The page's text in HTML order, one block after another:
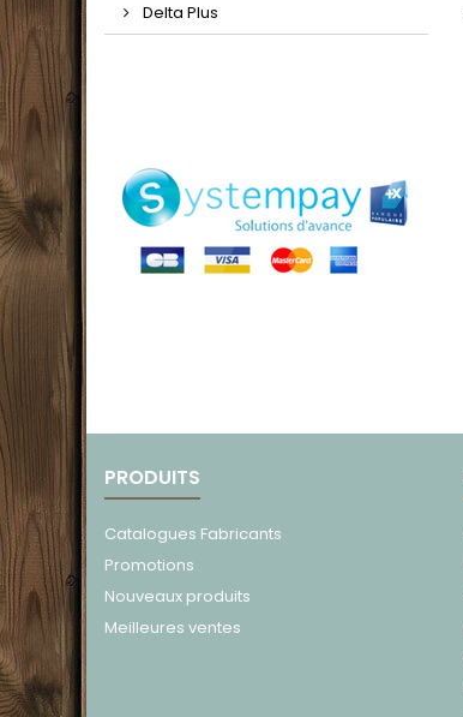
Delta Plus
PRODUITS
Catalogues Fabricants
Promotions
Nouveaux produits
Meilleures ventes